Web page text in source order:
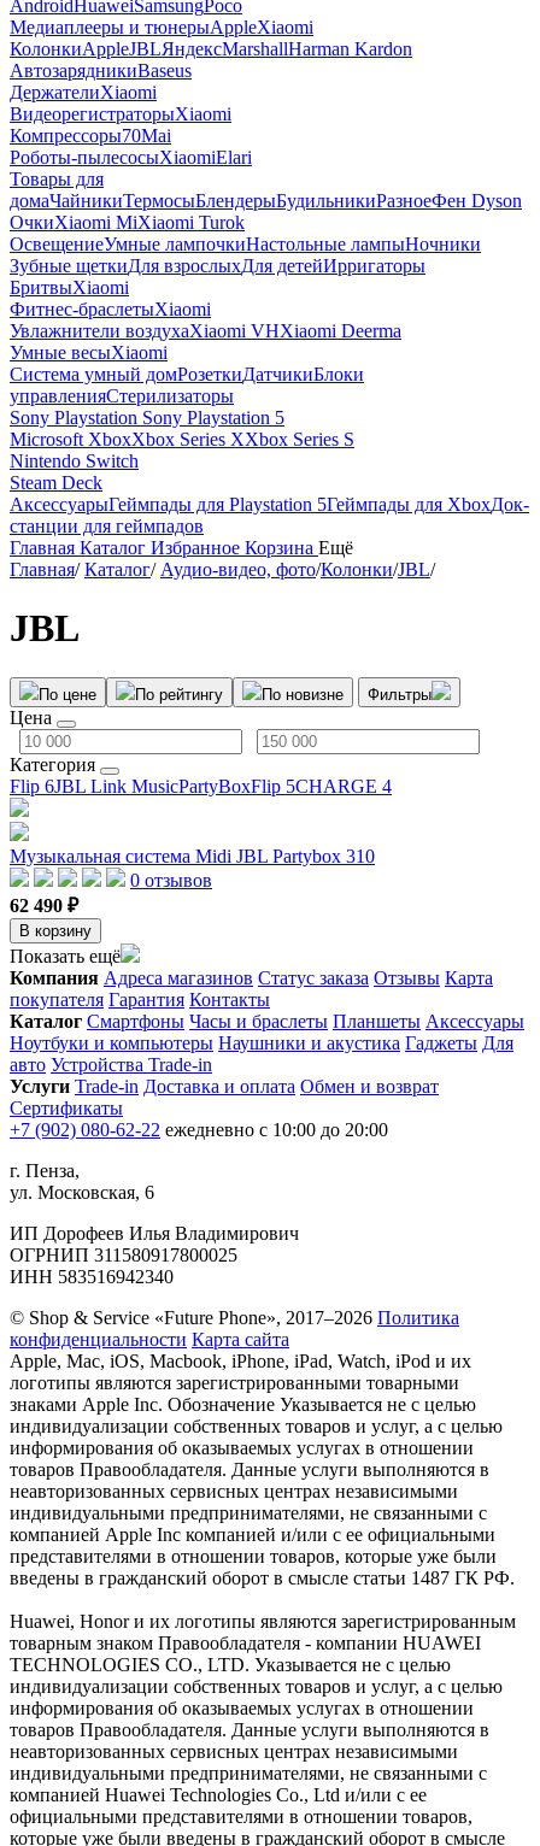
AndroidHuaweiSamsungPoco
Медиаплееры и тюнерыAppleXiaomi
КолонкиAppleJBLЯндексMarshallHarman Kardon
АвтозарядникиBaseus
ДержателиXiaomi
ВидеорегистраторыXiaomi
Компрессоры70Mai
Роботы-пылесосыXiaomiElari
Товары для
домаЧайникиТермосыБлендерыБудильникиРазноеФен Dyson
ОчкиXiaomi MiXiaomi Turok
ОсвещениеУмные лампочкиНастольные лампыНочники
Зубные щеткиДля взрослыхДля детейИрригаторы
БритвыXiaomi
Фитнес-браслетыXiaomi
Увлажнители воздухаXiaomi VHXiaomi Deerma
Умные весыXiaomi
Система умный домРозеткиДатчикиБлоки
управленияСтерилизаторы
Sony Playstation Sony Playstation 5
Microsoft XboxXbox Series XXbox Series S
Nintendo Switch
Steam Deck
АксессуарыГеймпады для Playstation 5Геймпады для XboxДок-
станции для геймпадов
Главная Каталог Избранное Корзина Ещё
Главная/ Каталог/ Аудио-видео, фото/Колонки/JBL/
JBL
По цене По рейтингу По новизне Фильтры
Цена
Категория
Flip 6JBL Link MusicPartyBoxFlip 5CHARGE 4
Музыкальная система Midi JBL Partybox 310
0 отзывов
62 490 ₽
В корзину
Показать ещё
Компания Адреса магазинов Статус заказа Отзывы Карта
покупателя Гарантия Контакты
Каталог Смартфоны Часы и браслеты Планшеты Аксессуары
Ноутбуки и компьютеры Наушники и акустика Гаджеты Для
авто Устройства Trade-in
Услуги Trade-in Доставка и оплата Обмен и возврат
Сертификаты
+7 (902) 080-62-22 ежедневно с 10:00 до 20:00
г. Пенза,
ул. Московская, 6
ИП Дорофеев Илья Владимирович
ОГРНИП 311580917800025
ИНН 583516942340
© Shop & Service «Future Phone», 2017–2026 Политика
конфиденциальности Карта сайта
Apple, Mac, iOS, Macbook, iPhone, iPad, Watch, iPod и их
логотипы являются зарегистрированными товарными
знаками Apple Inc. Обозначение Указывается не с целью
индивидуализации собственных товаров и услуг, а с целью
информирования об оказываемых услугах в отношении
товаров Правообладателя. Данные услуги выполняются в
неавторизованных сервисных центрах независимыми
индивидуальными предпринимателями, не связанными с
компанией Apple Inc компанией и/или с ее официальными
представителями в отношении товаров, которые уже были
введены в гражданский оборот в смысле статьи 1487 ГК РФ.
Huawei, Honor и их логотипы являются зарегистрированным
товарным знаком Правообладателя - компании HUAWEI
TECHNOLOGIES CO., LTD. Указывается не с целью
индивидуализации собственных товаров и услуг, а с целью
информирования об оказываемых услугах в отношении
товаров Правообладателя. Данные услуги выполняются в
неавторизованных сервисных центрах независимыми
индивидуальными предпринимателями, не связанными с
компанией Huawei Technologies Co., Ltd и/или с ее
официальными представителями в отношении товаров,
которые уже были введены в гражданский оборот в смысле